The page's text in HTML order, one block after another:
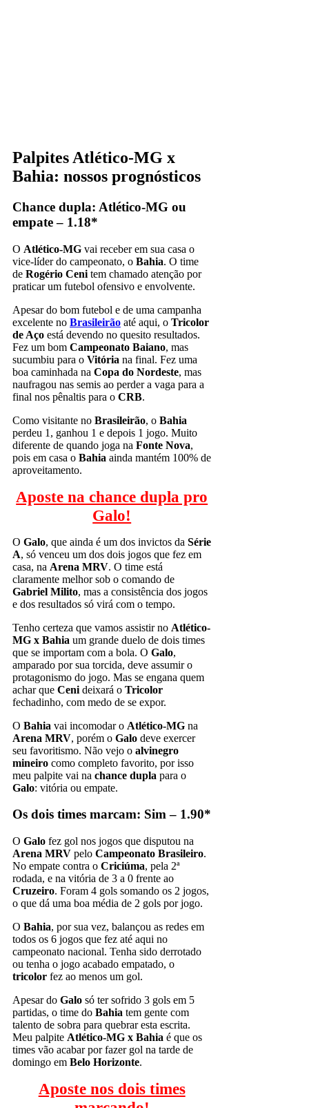
Palpites Atlético-MG x
Bahia: nossos prognósticos
Chance dupla: Atlético-MG ou
empate – 1.18*
O Atlético-MG vai receber em sua casa o
vice-líder do campeonato, o Bahia. O time
de Rogério Ceni tem chamado atenção por
praticar um futebol ofensivo e envolvente.
Apesar do bom futebol e de uma campanha
excelente no Brasileirão até aqui, o Tricolor
de Aço está devendo no quesito resultados.
Fez um bom Campeonato Baiano, mas
sucumbiu para o Vitória na final. Fez uma
boa caminhada na Copa do Nordeste, mas
naufragou nas semis ao perder a vaga para a
final nos pênaltis para o CRB.
Como visitante no Brasileirão, o Bahia
perdeu 1, ganhou 1 e depois 1 jogo. Muito
diferente de quando joga na Fonte Nova,
pois em casa o Bahia ainda mantém 100% de
aproveitamento.
Aposte na chance dupla pro
Galo!
O Galo, que ainda é um dos invictos da Série
A, só venceu um dos dois jogos que fez em
casa, na Arena MRV. O time está
claramente melhor sob o comando de
Gabriel Milito, mas a consistência dos jogos
e dos resultados só virá com o tempo.
Tenho certeza que vamos assistir no Atlético-
MG x Bahia um grande duelo de dois times
que se importam com a bola. O Galo,
amparado por sua torcida, deve assumir o
protagonismo do jogo. Mas se engana quem
achar que Ceni deixará o Tricolor
fechadinho, com medo de se expor.
O Bahia vai incomodar o Atlético-MG na
Arena MRV, porém o Galo deve exercer
seu favoritismo. Não vejo o alvinegro
mineiro como completo favorito, por isso
meu palpite vai na chance dupla para o
Galo: vitória ou empate.
Os dois times marcam: Sim – 1.90*
O Galo fez gol nos jogos que disputou na
Arena MRV pelo Campeonato Brasileiro.
No empate contra o Criciúma, pela 2ª
rodada, e na vitória de 3 a 0 frente ao
Cruzeiro. Foram 4 gols somando os 2 jogos,
o que dá uma boa média de 2 gols por jogo.
O Bahia, por sua vez, balançou as redes em
todos os 6 jogos que fez até aqui no
campeonato nacional. Tenha sido derrotado
ou tenha o jogo acabado empatado, o
tricolor fez ao menos um gol.
Apesar do Galo só ter sofrido 3 gols em 5
partidas, o time do Bahia tem gente com
talento de sobra para quebrar esta escrita.
Meu palpite Atlético-MG x Bahia é que os
times vão acabar por fazer gol na tarde de
domingo em Belo Horizonte.
Aposte nos dois times